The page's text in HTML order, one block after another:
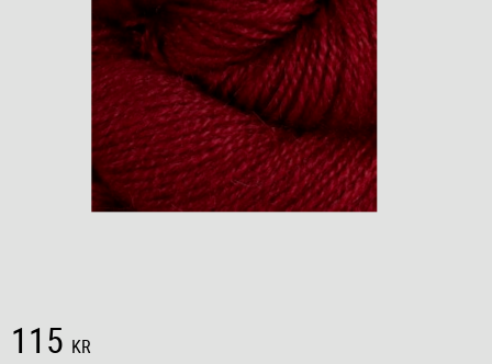
115 KR